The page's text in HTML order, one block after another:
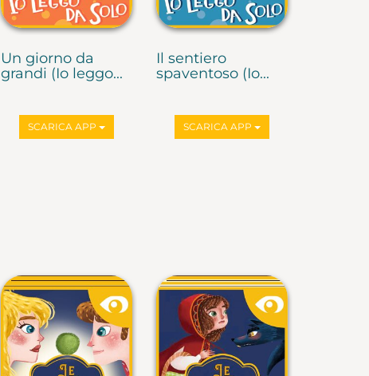
Un giorno da
grandi (Io leggo...
SCARICA APP
Il sentiero
spaventoso (Io...
SCARICA APP